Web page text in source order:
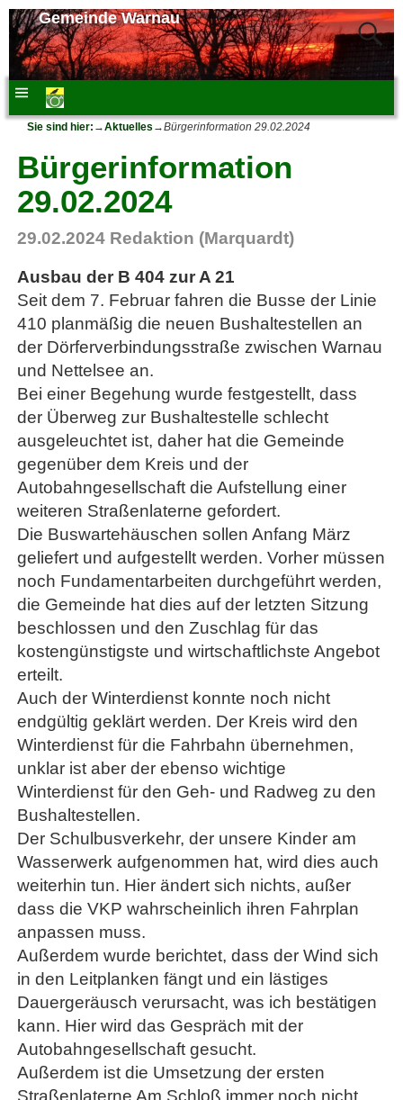
Gemeinde Warnau
Sie sind hier: →Aktuelles →Bürgerinformation 29.02.2024
Bürgerinformation
29.02.2024
29.02.2024 Redaktion (Marquardt)
Ausbau der B 404 zur A 21
Seit dem 7. Februar fahren die Busse der Linie
410 planmäßig die neuen Bushaltestellen an
der Dörferverbindungsstraße zwischen Warnau
und Nettelsee an.
Bei einer Begehung wurde festgestellt, dass
der Überweg zur Bushaltestelle schlecht
ausgeleuchtet ist, daher hat die Gemeinde
gegenüber dem Kreis und der
Autobahngesellschaft die Aufstellung einer
weiteren Straßenlaterne gefordert.
Die Buswartehäuschen sollen Anfang März
geliefert und aufgestellt werden. Vorher müssen
noch Fundamentarbeiten durchgeführt werden,
die Gemeinde hat dies auf der letzten Sitzung
beschlossen und den Zuschlag für das
kostengünstigste und wirtschaftlichste Angebot
erteilt.
Auch der Winterdienst konnte noch nicht
endgültig geklärt werden. Der Kreis wird den
Winterdienst für die Fahrbahn übernehmen,
unklar ist aber der ebenso wichtige
Winterdienst für den Geh- und Radweg zu den
Bushaltestellen.
Der Schulbusverkehr, der unsere Kinder am
Wasserwerk aufgenommen hat, wird dies auch
weiterhin tun. Hier ändert sich nichts, außer
dass die VKP wahrscheinlich ihren Fahrplan
anpassen muss.
Außerdem wurde berichtet, dass der Wind sich
in den Leitplanken fängt und ein lästiges
Dauergeräusch verursacht, was ich bestätigen
kann. Hier wird das Gespräch mit der
Autobahngesellschaft gesucht.
Außerdem ist die Umsetzung der ersten
Straßenlaterne Am Schloß immer noch nicht